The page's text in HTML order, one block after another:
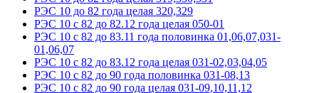
РЭС 10 до 82 года целая 320,329
РЭС 10 с 82 до 82.12 года целая 050-01
РЭС 10 с 82 до 83.11 года половинка 01,06,07,031-
01,06,07
РЭС 10 с 82 до 83.12 года целая 031-02,03,04,05
РЭС 10 с 82 до 90 года половинка 031-08,13
РЭС 10 с 82 до 90 года целая 031-09,10,11,12